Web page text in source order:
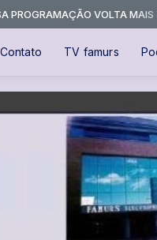
VOLTA MAIS
Contato TV famurs